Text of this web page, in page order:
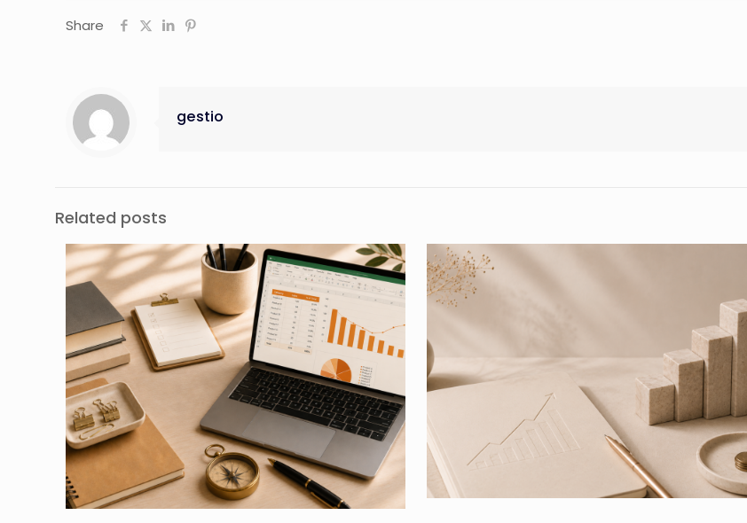
Share
gestio
Related posts